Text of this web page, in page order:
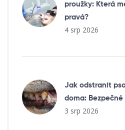
proužky: Která
pravá?
4 srp 2026
Jak odstranit
doma:
3 srp 2026